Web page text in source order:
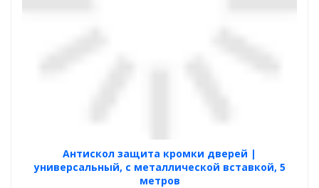
Антискол защита кромки дверей |
универсальный, с металлической вставкой, 5
метров